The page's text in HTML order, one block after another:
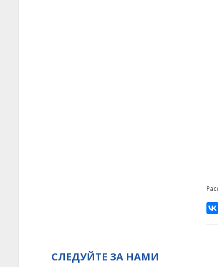
СЛЕДУЙТЕ ЗА НАМИ